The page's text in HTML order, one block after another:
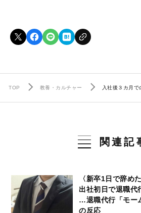
TOP 教養・カルチャー 入社後３カ月
関連記
〈新卒1日で辞め
出社初日で退職代
…退職代行「モー
の反応